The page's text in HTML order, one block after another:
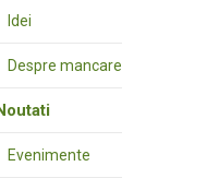
Idei
Despre mancare
Evenimente